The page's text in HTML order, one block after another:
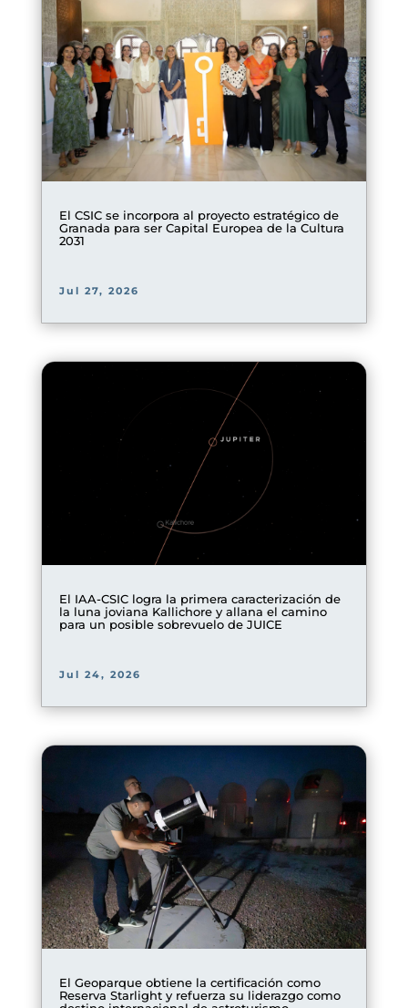
El CSIC se incorpora al proyecto estratégico de
Granada para ser Capital Europea de la Cultura
2031
Jul 27, 2026
El IAA-CSIC logra la primera caracterización de
la luna joviana Kallichore y allana el camino
para un posible sobrevuelo de JUICE
Jul 24, 2026
El Geoparque obtiene la certificación como
Reserva Starlight y refuerza su liderazgo como